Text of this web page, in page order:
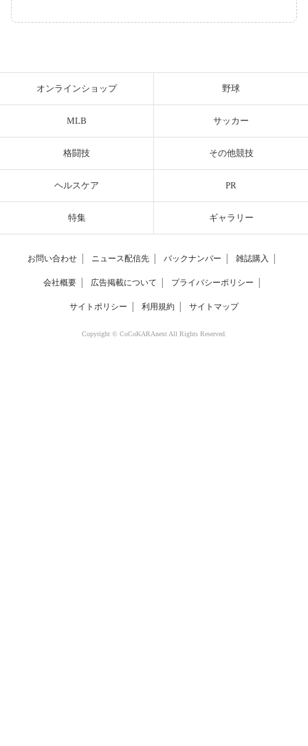
オンラインショップ 野球
MLB サッカー
格闘技 その他競技
ヘルスケア PR
特集 ギャラリー
お問い合わせ ニュース配信先 バックナンバー 雑誌購入
会社概要 広告掲載について プライバシーポリシー
サイトポリシー 利用規約 サイトマップ
Copyright © CoCoKARAnext All Rights Reserved.